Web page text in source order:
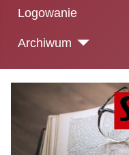
Logowanie
Archiwum